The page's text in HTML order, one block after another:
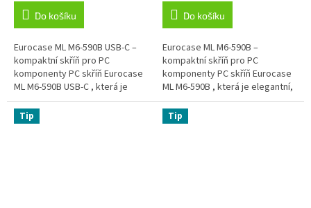
Do košíku
Eurocase ML M6-590B USB-C –
kompaktní skříň pro PC
komponenty PC skříň Eurocase
ML M6-590B USB-C , která je
elegantní, praktická,
prostorově úsporná a poskytne
ideální zázemí...
Do košíku
Eurocase ML M6-590B –
kompaktní skříň pro PC
komponenty PC skříň Eurocase
ML M6-590B , která je elegantní,
praktická, prostorově úsporná a
poskytne ideální zázemí pro
stavbu...
Tip Tip